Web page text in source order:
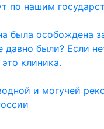
по нашим
была особождена
были? Если
клиника.
и могучей